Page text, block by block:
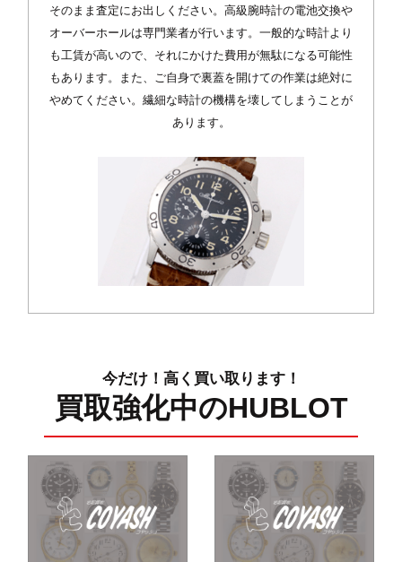
そのまま査定にお出しください。高級腕時計の電池交換や
オーバーホールは専門業者が行います。一般的な時計より
も工賃が高いので、それにかけた費用が無駄になる可能性
もあります。また、ご自身で裏蓋を開けての作業は絶対に
やめてください。繊細な時計の機構を壊してしまうことが
あります。
今だけ！高く買い取ります！
買取強化中のHUBLOT